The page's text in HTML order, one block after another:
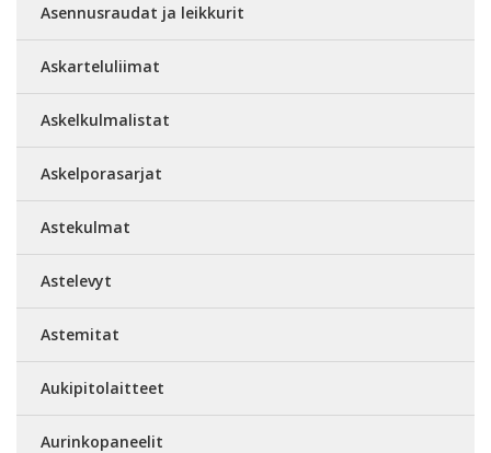
Asennusraudat ja leikkurit
Askarteluliimat
Askelkulmalistat
Askelporasarjat
Astekulmat
Astelevyt
Astemitat
Aukipitolaitteet
Aurinkopaneelit